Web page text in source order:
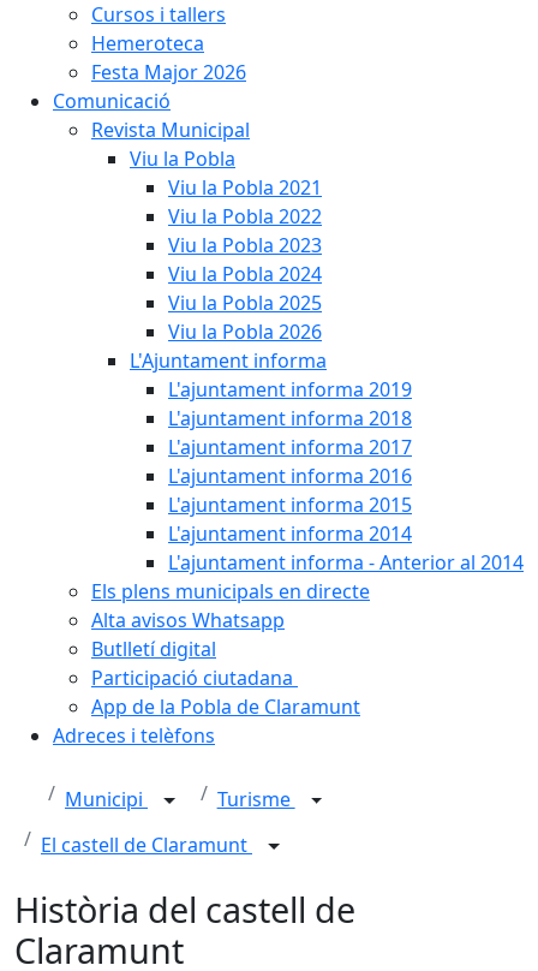
Cursos i tallers
Hemeroteca
Festa Major 2026
Comunicació
Revista Municipal
Viu la Pobla
Viu la Pobla 2021
Viu la Pobla 2022
Viu la Pobla 2023
Viu la Pobla 2024
Viu la Pobla 2025
Viu la Pobla 2026
L'Ajuntament informa
L'ajuntament informa 2019
L'ajuntament informa 2018
L'ajuntament informa 2017
L'ajuntament informa 2016
L'ajuntament informa 2015
L'ajuntament informa 2014
L'ajuntament informa - Anterior al 2014
Els plens municipals en directe
Alta avisos Whatsapp
Butlletí digital
Participació ciutadana
App de la Pobla de Claramunt
Adreces i telèfons
Municipi
Turisme
El castell de Claramunt
Història del castell de
Claramunt